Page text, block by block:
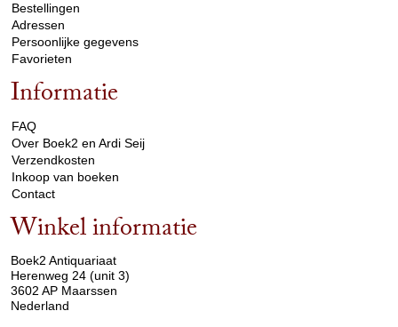
Bestellingen
Adressen
Persoonlijke gegevens
Favorieten
Informatie
FAQ
Over Boek2 en Ardi Seij
Verzendkosten
Inkoop van boeken
Contact
Winkel informatie
Boek2 Antiquariaat
Herenweg 24 (unit 3)
3602 AP Maarssen
Nederland